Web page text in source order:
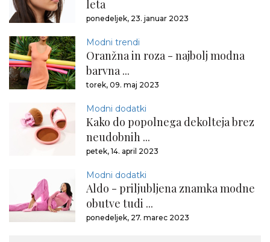
leta
ponedeljek, 23. januar 2023
Modni trendi
Oranžna in roza - najbolj modna
barvna ...
torek, 09. maj 2023
Modni dodatki
Kako do popolnega dekolteja brez
neudobnih ...
petek, 14. april 2023
Modni dodatki
Aldo - priljubljena znamka modne
obutve tudi ...
ponedeljek, 27. marec 2023